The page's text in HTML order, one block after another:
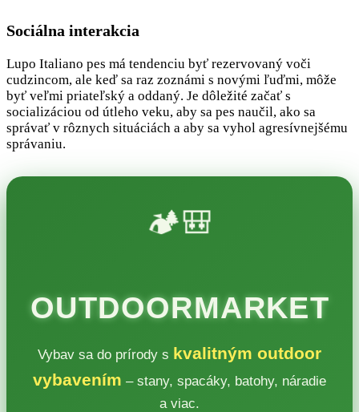
Sociálna interakcia
Lupo Italiano pes má tendenciu byť rezervovaný voči
cudzincom, ale keď sa raz zoznámi s novými ľuďmi, môže
byť veľmi priateľský a oddaný. Je dôležité začať s
socializáciou od útleho veku, aby sa pes naučil, ako sa
správať v rôznych situáciách a aby sa vyhol agresívnejšému
správaniu.
🏕️🎒
OUTDOORMARKET
Vybav sa do prírody s kvalitným outdoor
vybavením – stany, spacáky, batohy, náradie
a viac.